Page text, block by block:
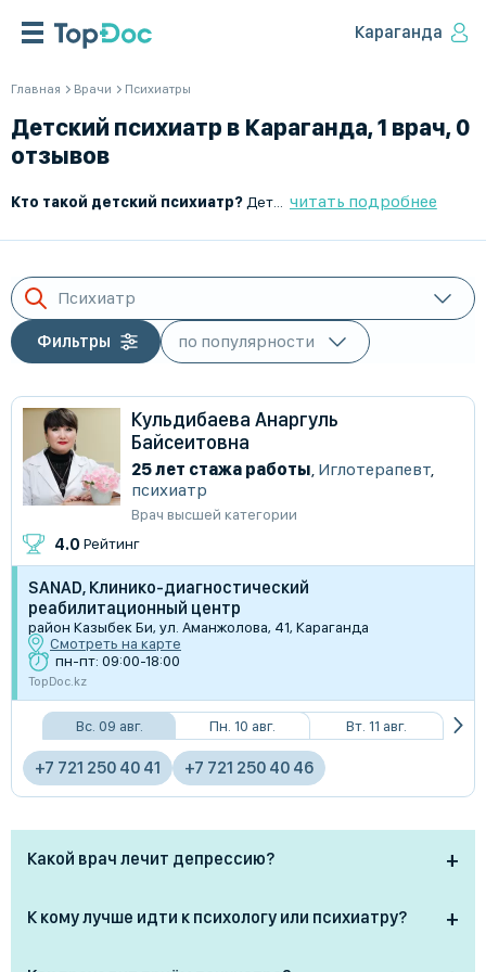
Караганда
Главная Врачи Психиатры
Детский психиатр в Караганда, 1 врач, 0
отзывов
Кто такой детский психиатр? Детский психиатр — это врач, который занимается диагностикой, лечением и профилактикой психических и эмоциональных расстройств у детей и подростков. Он помогает выявлять отклонения в психическом развитии, корректировать поведенческие проблемы и назначать необходимую терапию. читать подробнее
Психиатр
Фильтры
Кульдибаева Анаргуль
Байсеитовна
25 лет стажа работы, Иглотерапевт,
психиатр
Врач высшей категории
4.0 Рейтинг
SANAD, Клинико-диагностический
реабилитационный центр
район Казыбек Би, ул. Аманжолова, 41, Караганда
Смотреть на карте
пн-пт: 09:00-18:00
TopDoc.kz
Вс. 09 авг. Пн. 10 авг. Вт. 11 авг.
+7 721 250 40 41 +7 721 250 40 46
Какой врач лечит депрессию?
или затяжных формах. Также помощь может
К кому лучше идти к психологу или психиатру?